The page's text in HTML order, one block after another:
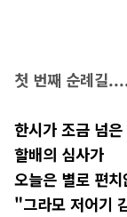
첫 번째 순례길
한시가 조금 넘
할배의 심사가
오늘은 별로 편
"그라모 저어기